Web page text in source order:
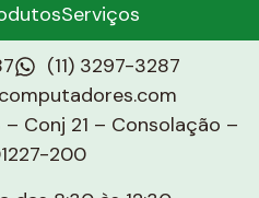
Serviços
(11) 3297-3287
Conj 21 – Consolação –
200